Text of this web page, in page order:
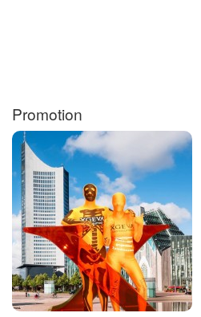
Promotion